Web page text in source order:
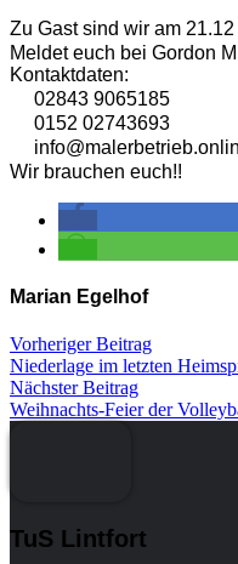
Zu Gast sind wir am
Meldet euch bei Gordon
Kontaktdaten:
02843 9065185
0152 02743693
Wir brauchen euch!!
Marian Egelhof
Vorheriger Beitrag
Niederlage im letzten
Nächster Beitrag
Weihnachts-Feier der
TuS Lintfort